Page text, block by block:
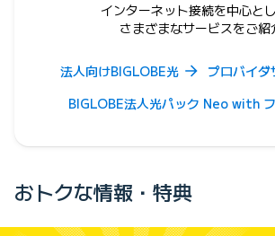
インターネット接続を中心とし
さまざまなサービスをご紹
法人向けBIGLOBE光
プロバイダ
BIGLOBE法人光パック Neo with
おトクな情報・特典